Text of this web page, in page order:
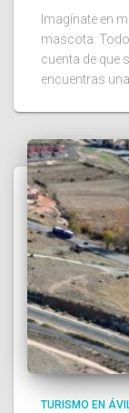
Imagínate en
mascota.
cuenta de que
encuentras
TURISMO EN